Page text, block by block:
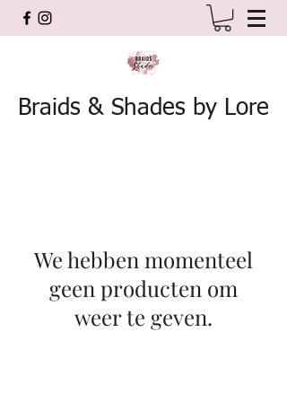
Braids & Shades by Lore
We hebben momenteel
geen producten om
weer te geven.